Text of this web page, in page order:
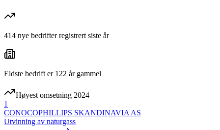
414 nye bedrifter registrert siste år
Eldste bedrift er 122 år gammel
Høyest omsetning 2024
1
CONOCOPHILLIPS SKANDINAVIA AS
Utvinning av naturgass